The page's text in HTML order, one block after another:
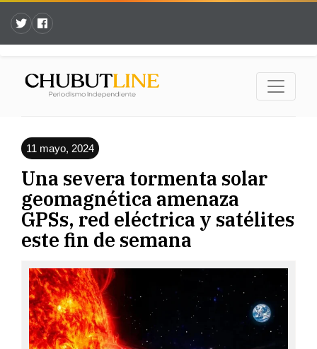
11 mayo, 2024
Una severa tormenta solar
geomagnética amenaza
GPSs, red eléctrica y satélites
este fin de semana